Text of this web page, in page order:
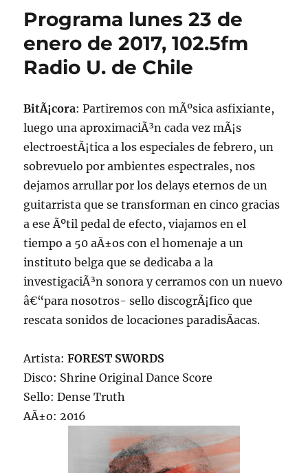
emisiÃ³n
lunes
23
de
de
Programa lunes 23 de
enero de 2017, 102.5fm
Radio U. de Chile
BitÃ¡cora: Partiremos con mÃºsica asfixiante,
luego una aproximaciÃ³n cada vez mÃ¡s
electroestÃ¡tica a los especiales de febrero, un
sobrevuelo por ambientes espectrales, nos
dejamos arrullar por los delays eternos de un
guitarrista que se transforman en cinco gracias
a ese Ãºtil pedal de efecto, viajamos en el
tiempo a 50 aÃ±os con el homenaje a un
instituto belga que se dedicaba a la
investigaciÃ³n sonora y cerramos con un nuevo
â€“para nosotros- sello discogrÃ¡fico que
rescata sonidos de locaciones paradisÃ­acas.
Artista:FOREST SWORDS
Disco: Shrine Original Dance Score
Sello: Dense Truth
AÃ±o: 2016